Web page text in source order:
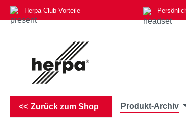
Hauptinhalt springen
Zur Suche springen
Zur Hauptnavigation springen
Herpa Club-Vorteile
Zurück zum Shop Produkt-Archiv